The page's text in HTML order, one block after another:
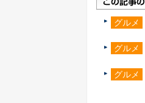
グルメ
グルメ
グルメ